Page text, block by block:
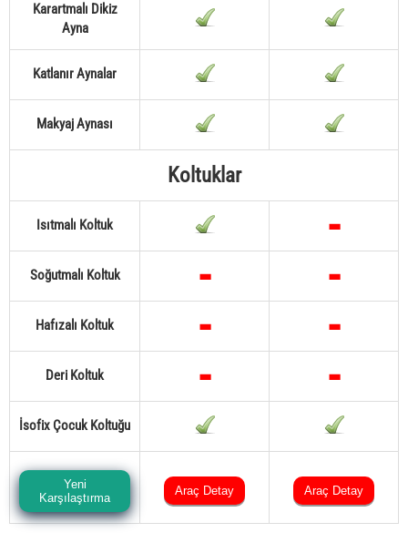
Karartmalı Dikiz
Ayna
Katlanır Aynalar
Makyaj Aynası
Koltuklar
Isıtmalı Koltuk
Soğutmalı Koltuk
Hafızalı Koltuk
Deri Koltuk
İsofix Çocuk Koltuğu
Yeni
Karşılaştırma
Araç Detay Araç Detay